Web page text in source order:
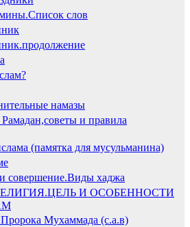
слов
намазы
и правила
(памятка для мусульманина)
совершение.Виды хаджа
И ОСОБЕННОСТИ
Мухаммада (с.а.в)
i
на
Что
когда